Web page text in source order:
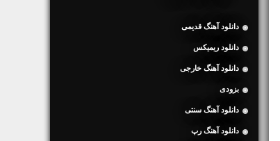
دانلود آهنگ قدیمی
دانلود ریمیکس
دانلود آهنگ خارجی
بزودی
دانلود آهنگ سنتی
دانلود آهنگ رپ